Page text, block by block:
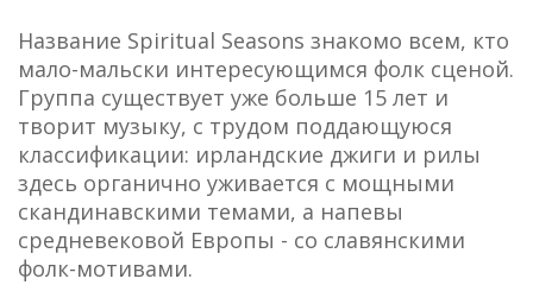
Название Spiritual Seasons знакомо всем, кто
мало-мальски интересующимся фолк сценой.
Группа существует уже больше 15 лет и
творит музыку, с трудом поддающуюся
классификации: ирландские джиги и рилы
здесь органично уживается с мощными
скандинавскими темами, а напевы
средневековой Европы - со славянскими
фолк-мотивами.